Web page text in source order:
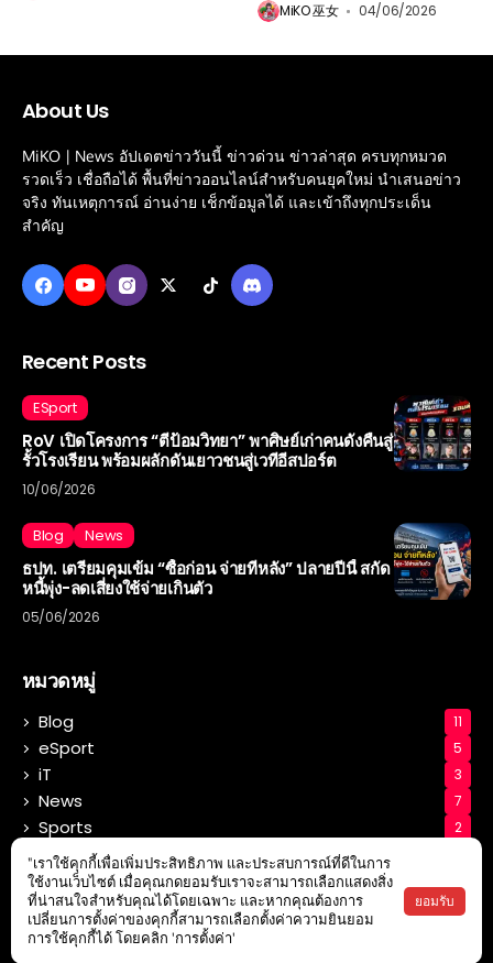
MiKO 巫女 04/06/2026
About Us
MiKO | News อัปเดตข่าววันนี้ ข่าวด่วน ข่าวล่าสุด ครบทุกหมวด
รวดเร็ว เชื่อถือได้ พื้นที่ข่าวออนไลน์สำหรับคนยุคใหม่ นำเสนอข่าว
จริง ทันเหตุการณ์ อ่านง่าย เช็กข้อมูลได้ และเข้าถึงทุกประเด็น
สำคัญ
Recent Posts
ESport
RoV เปิดโครงการ “ตีป้อมวิทยา” พาศิษย์เก่าคนดังคืนสู่
รั้วโรงเรียน พร้อมผลักดันเยาวชนสู่เวทีอีสปอร์ต
10/06/2026
Blog News
ธปท. เตรียมคุมเข้ม “ซื้อก่อน จ่ายทีหลัง” ปลายปีนี้ สกัด
หนี้พุ่ง-ลดเสี่ยงใช้จ่ายเกินตัว
05/06/2026
หมวดหมู่
Blog 11
eSport 5
iT 3
News 7
Sports 2
Tech
Copyright 2026 All rights reserved powered by MiKOTHAi
"เราใช้คุกกี้เพื่อเพิ่มประสิทธิภาพ และประสบการณ์ที่ดีในการ
ใช้งานเว็บไซต์ เมื่อคุณกดยอมรับเราจะสามารถเลือกแสดงสิ่ง
ที่น่าสนใจสำหรับคุณได้โดยเฉพาะ และหากคุณต้องการ
เปลี่ยนการตั้งค่าของคุกกี้สามารถเลือกตั้งค่าความยินยอม
การใช้คุกกี้ได้ โดยคลิก 'การตั้งค่า'
ยอมรับ